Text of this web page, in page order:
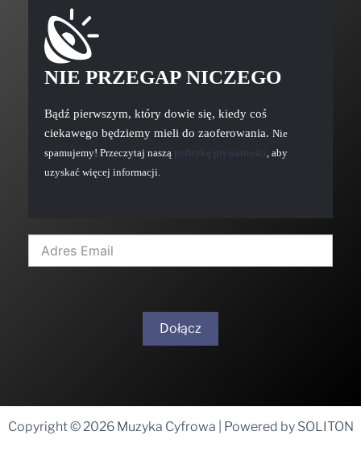
NIE PRZEGAP NICZEGO
Bądź pierwszym, który dowie się, kiedy coś
ciekawego będziemy mieli do zaoferowania. Nie
spamujemy! Przeczytaj naszą politykę prywatności, aby
uzyskać więcej informacji.
Dołącz
Copyright © 2026 Muzyka Cyfrowa | Powered by SOLITON